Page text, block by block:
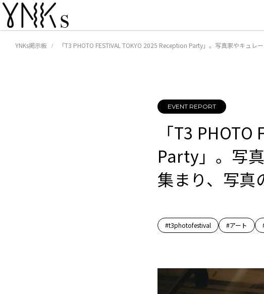
YNKs掲示板 「T3 PHOTO FESTIVAL TOKYO 2025 Reception Party」。写真家やキュ
EVENT REPORT
「T3
Party」。写
集まり、写真
#t3photofestival
#アート